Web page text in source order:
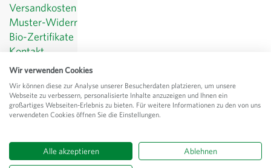
Versandkosten
Muster-Widerrufsformular
Bio-Zertifikate
Kontakt
Datenschutz
AGB
Impressum
© Sativa Biosaatgut GmbH
D-79798 Jestetten
Wir verwenden Cookies
Wir können diese zur Analyse unserer Besucherdaten platzieren, um unsere
Webseite zu verbessern, personalisierte Inhalte anzuzeigen und Ihnen ein
großartiges Webseiten-Erlebnis zu bieten. Für weitere Informationen zu den von uns
verwendeten Cookies öffnen Sie die Einstellungen.
Alle akzeptieren Ablehnen